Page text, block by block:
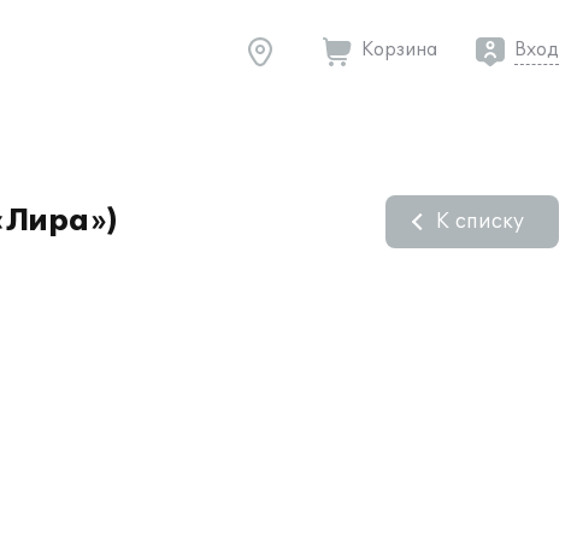
Корзина Вход
К списку